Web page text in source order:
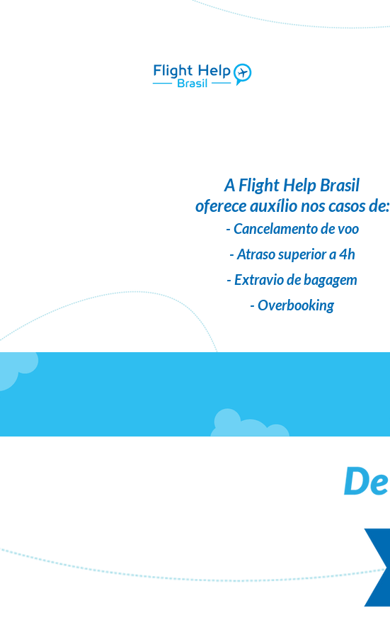
A Flight Help Brasil
oferece auxílio nos casos de:
- Cancelamento de voo
- Atraso superior a 4h
- Extravio de bagagem
- Overbooking